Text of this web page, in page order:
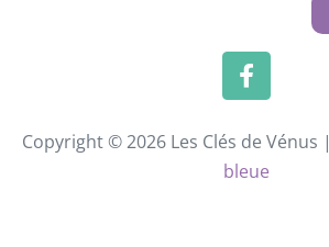
Copyright © 2026 Les Clés de Vénus |
bleue